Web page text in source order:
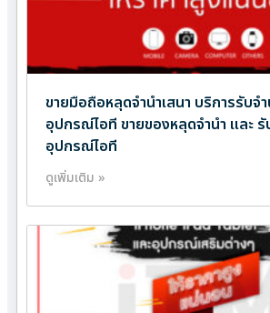
ขายมือถือหลุดจำนำเสนา บริการรับจ
อุปกรณ์ไอที ขายของหลุดจำนำ และ รั
อุปกรณ์ไอที
ดูเพิ่มเติม »